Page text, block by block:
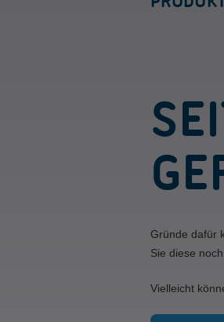
Gründe dafür
Sie diese
Vielleicht